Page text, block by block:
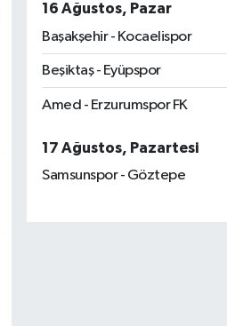
16 Ağustos, Pazar
Başakşehir - Kocaelispor
Beşiktaş - Eyüpspor
Amed - Erzurumspor FK
17 Ağustos, Pazartesi
Samsunspor - Göztepe